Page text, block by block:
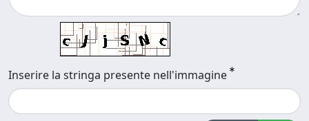
Inserire la stringa presente nell'immagine